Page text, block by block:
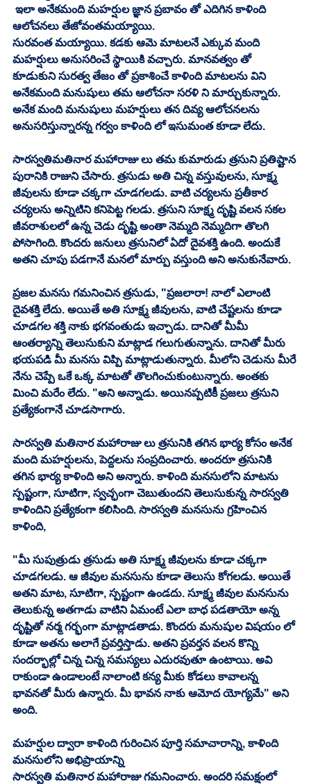
ఇలా అనేకమంది మహర్షుల జ్ఞాన ప్రబావం తో ఎదిగిన కాళింది
ఆలోచనలు తేజోవంతమయ్యాయి.
సురవంత మయ్యాయి. కడకు ఆమె మాటలనే ఎక్కువ మంది
మహర్షులు అనుసరించే స్థాయికి వచ్చారు. మానవత్వం తో
కూడుకుని సురత్వ తేజం తో ప్రకాశించే కాళింది మాటలను విని
అనేకమంది మనుషులు తమ ఆలోచనా సరళి ని మార్చుకున్నారు.
అనేక మంది మనుషులు మహర్షులు తన దివ్య ఆలోచనలను
అనుసరిస్తున్నారన్న గర్వం కాళింది లో ఇసుమంత కూడా లేదు.
సారస్వతిమతినార మహారాజు లు తమ కుమారుడు త్రసుని ప్రతిష్టాన
పురానికి రాజుని చేసారు. త్రసుడు అతి చిన్న వస్తువులను, సూక్ష్మ
జీవులను కూడా చక్కగా చూడగలడు. వాటి చర్యలను ప్రతీకార
చర్యలను అన్నిటిని కనిపెట్ట గలడు. త్రసుని సూక్ష్మ దృష్టి వలన సకల
జీవరాశులలో ఉన్న చెడు దృష్టి అంతా నెమ్మది నెమ్మదిగా తొలగి
పోసాగింది. కొందరు జనులు త్రసునిలో ఏదో దైవశక్తి ఉంది. అందుకే
అతని చూపు పడగానే మనలో మార్పు వస్తుంది అని అనుకునేవారు.
ప్రజల మనసు గమనించిన త్రసుడు, "ప్రజలారా! నాలో ఎలాంటి
దైవశక్తి లేదు. అయితే అతి సూక్ష్మ జీవులను, వాటి చేష్టలను కూడా
చూడగల శక్తి నాకు భగవంతుడు ఇచ్చాడు. దానితో మీమీ
ఆంతర్యాన్ని తెలుసుకుని మాట్లాడ గలుగుతున్నాను. దానితో మీరు
భయపడి మీ మనసు విప్పి మాట్లాడుతున్నారు. మీలోని చెడును మీరే
నేను చెప్పే ఒకే ఒక్క మాటతో తొలగించుకుంటున్నారు. అంతకు
మించి మరేం లేదు. "అని అన్నాడు. అయినప్పటికీ ప్రజలు త్రసుని
ప్రత్యేకంగానే చూడసాగారు.
సారస్వతి మతినార మహారాజు లు త్రసునికి తగిన భార్య కోసం అనేక
మంది మహర్షులను, పెద్దలను సంప్రదించారు. అందరూ త్రసునికి
తగిన భార్య కాళింది అని అన్నారు. కాళింది మనసులోని మాటను
స్పష్టంగా, సూటిగా, స్వచ్ఛంగా చెబుతుందని తెలుసుకున్న సారస్వతి
కాళిందిని ప్రత్యేకంగా కలిసింది. సారస్వతి మనసును గ్రహించిన
కాళింది,
"మీ సుపుత్రుడు త్రసుడు అతి సూక్ష్మ జీవులను కూడా చక్కగా
చూడగలడు. ఆ జీవుల మనసును కూడా తెలుసు కోగలడు. అయితే
అతని మాట, సూటిగా, స్పష్టంగా ఉండదు. సూక్ష్మ జీవుల మనసును
తెలుకున్న అతగాడు వాటిని ఏమంటే ఎలా బాధ పడతాయో అన్న
దృష్టితో నర్మ గర్భంగా మాట్లాడతాడు. కొందరు మనుషుల విషయం లో
కూడా అతను అలాగే ప్రవర్తిస్తాడు. అతని ప్రవర్తన వలన కొన్ని
సందర్భాల్లో చిన్న చిన్న సమస్యలు ఎదురవుతూ ఉంటాయి. అవి
రాకుండా ఉండాలంటే నాలాంటి కన్య మీకు కోడలు కావాలన్న
భావనతో మీరు ఉన్నారు. మీ భావన నాకు ఆమోద యోగ్యమే" అని
అంది.
మహర్షుల ద్వారా కాళింది గురించిన పూర్తి సమాచారాన్ని, కాళింది
మనసులోని అభిప్రాయాన్ని
సారస్వతి మతినార మహారాజు గమనించారు. అందరి సమక్షంలో